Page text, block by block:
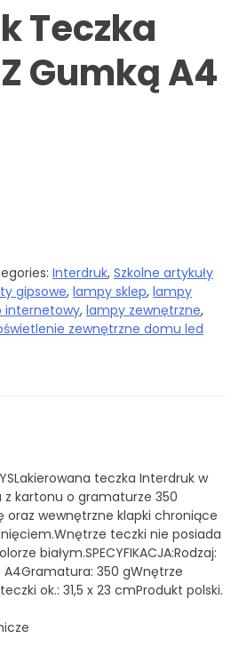
Teczka
Gumką A4
Interdruk, Szkolne artykuły
gipsowe, lampy sklep, lampy
internetowy, lampy zewnętrzne,
zewnętrzne domu led
teczka Interdruk w
kartonu o gramaturze 350
oraz wewnętrzne klapki chroniące
teczki nie posiada
białym.SPECYFIKACJA:Rodzaj:
350 gWnętrze
ok.: 31,5 x 23 cmProdukt polski.